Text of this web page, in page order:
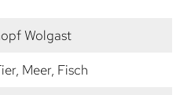
Wolgast
Meer, Fisch